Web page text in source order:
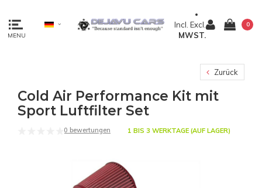
MENU
Incl. Excl.
MWST.
0
Zurück
Cold Air Performance Kit mit
Sport Luftfilter Set
0 bewertungen 1 BIS 3 WERKTAGE (AUF LAGER)